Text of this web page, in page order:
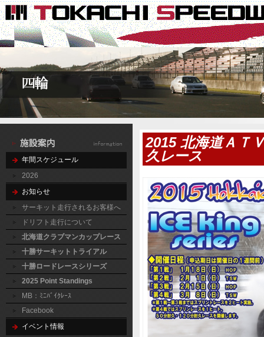
年間スケジュール
2026
お知らせ
サーキット走行されるお客様へ
ドリフト走行について
北海道クラブマンカップレース
十勝サーキットトライアル
十勝ロードレースシリーズ
2025 Point Standings
MB：ﾐﾆﾊﾞｲｸﾚｰｽ
Facebook
イベント情報
2015 北海道Ａ
久レース